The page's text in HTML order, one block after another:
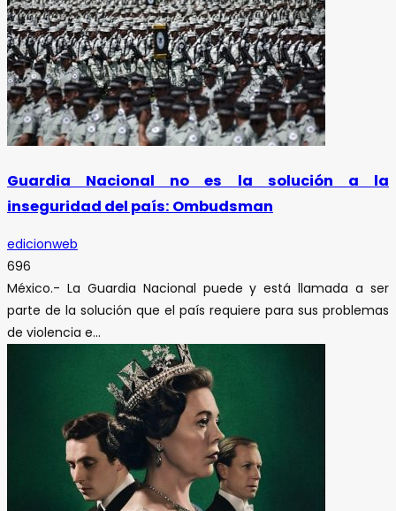
Guardia Nacional no es la solución a la
inseguridad del país: Ombudsman
edicionweb
696
México.- La Guardia Nacional puede y está llamada a ser
parte de la solución que el país requiere para sus problemas
de violencia e...